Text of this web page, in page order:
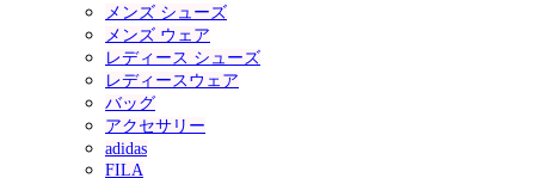
メンズ シューズ
メンズ ウェア
レディース シューズ
レディースウェア
バッグ
アクセサリー
adidas
FILA